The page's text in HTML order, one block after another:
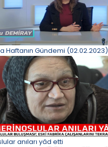
Haftanın Gündemi (02.02.2023)
anıları yâd etti